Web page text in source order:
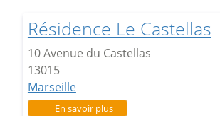
Résidence Le Castellas
10 Avenue du Castellas
13015
Marseille
En savoir plussur Résidence Le Castellas